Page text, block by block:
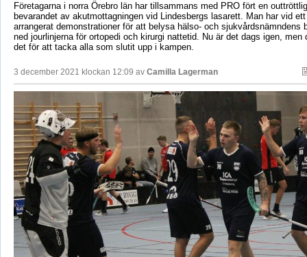
Företagarna i norra Örebro län har tillsammans med PRO fört en
bevarandet av akutmottagningen vid Lindesbergs lasarett. Man har vid
arrangerat demonstrationer för att belysa hälso- och sjukvårdsnämndens
ned jourlinjerna för ortopedi och kirurgi nattetid. Nu är det dags igen, men
det för att tacka alla som slutit upp i kampen.
3 december 2021 klockan 12:09 av Camilla Lagerman